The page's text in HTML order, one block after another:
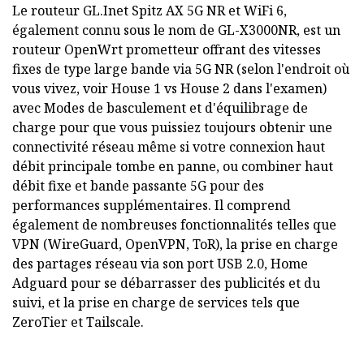
Le routeur GL.Inet Spitz AX 5G NR et WiFi 6,
également connu sous le nom de GL-X3000NR, est un
routeur OpenWrt prometteur offrant des vitesses
fixes de type large bande via 5G NR (selon l'endroit où
vous vivez, voir House 1 vs House 2 dans l'examen)
avec Modes de basculement et d'équilibrage de
charge pour que vous puissiez toujours obtenir une
connectivité réseau même si votre connexion haut
débit principale tombe en panne, ou combiner haut
débit fixe et bande passante 5G pour des
performances supplémentaires. Il comprend
également de nombreuses fonctionnalités telles que
VPN (WireGuard, OpenVPN, ToR), la prise en charge
des partages réseau via son port USB 2.0, Home
Adguard pour se débarrasser des publicités et du
suivi, et la prise en charge de services tels que
ZeroTier et Tailscale.